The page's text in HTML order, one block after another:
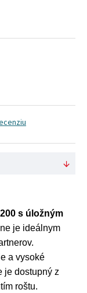
s úložným
je ideálnym
a vysoké
je dostupný z
roštu.